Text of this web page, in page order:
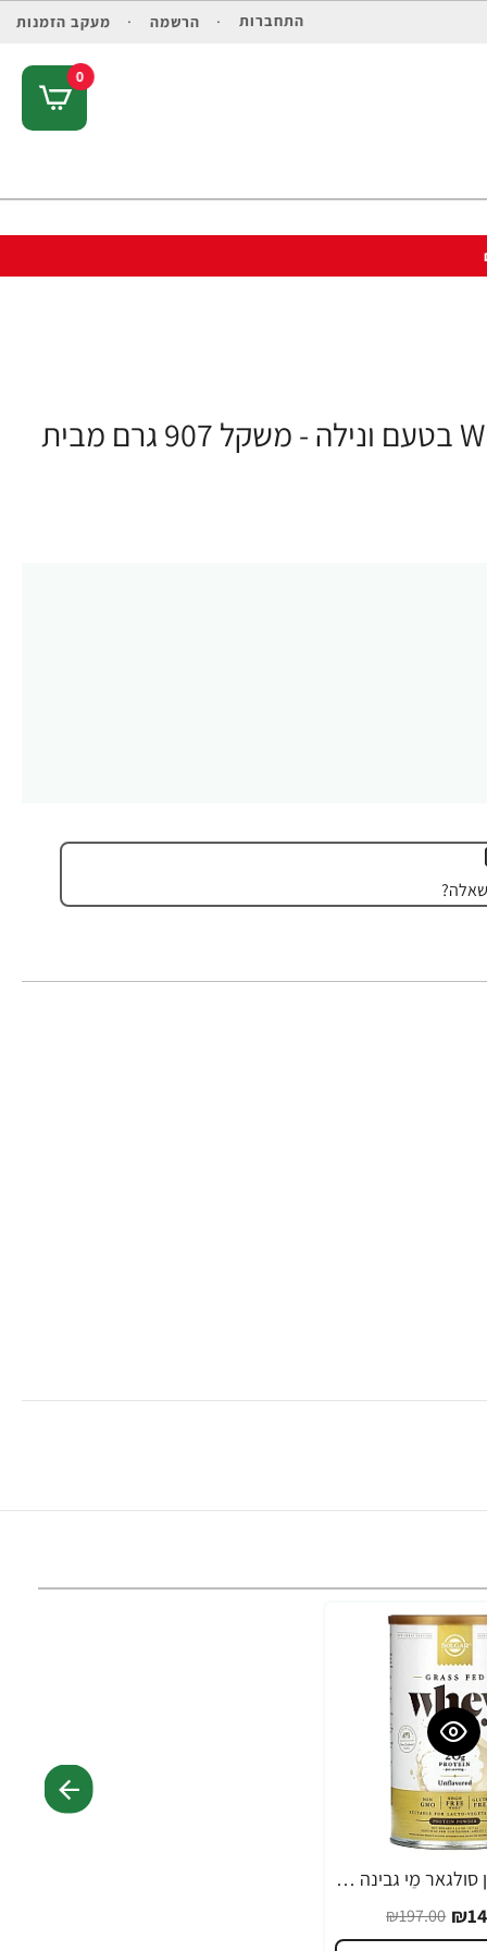
התחברות הרשמה מעקב הזמנות
0
אבקת חלבון סולגאר מֵי גבינה Whey To Go בטעם ונילה - משקל 907 גרם מבית
אבקת חלבון סולגאר מֵי גבינה Whey To Go ללא טעם - משקל 377 גרם מבית SOLGAR
₪197.00